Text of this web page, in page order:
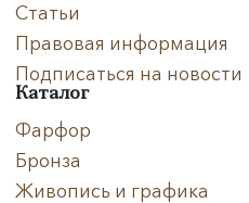
Статьи
Правовая информация
Подписаться на новости
Каталог
Фарфор
Бронза
Живопись и графика